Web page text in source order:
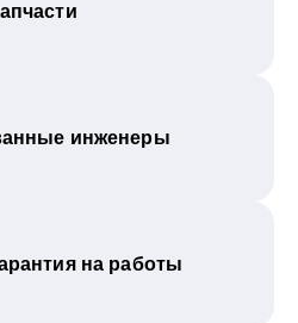
инженеры
на работы